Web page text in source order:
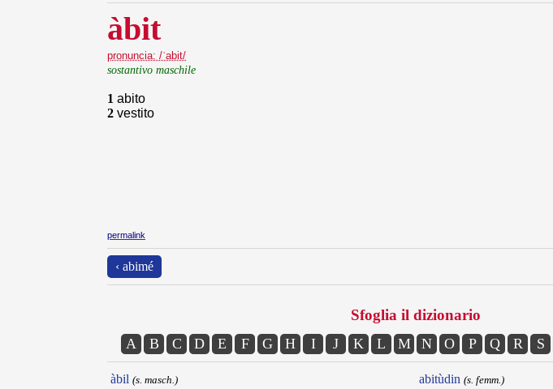
àbit
pronuncia: /ˈabit/
sostantivo maschile
1 abito
2 vestito
permalink
‹ abimé
Sfoglia il dizionario
A B C D E F G H I J K L M N O P Q R S
àbil (s. masch.) abitùdin (s. femm.)